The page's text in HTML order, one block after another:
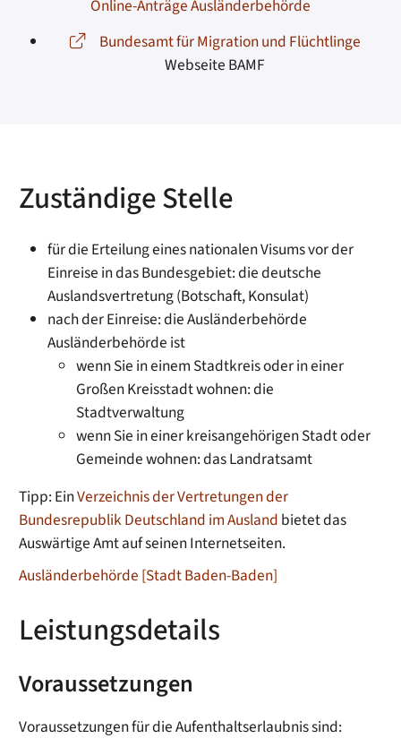
Online-Anträge Ausländerbehörde
Bundesamt für Migration und Flüchtlinge
Webseite BAMF
Zuständige Stelle
für die Erteilung eines nationalen Visums vor der
Einreise in das Bundesgebiet: die deutsche
Auslandsvertretung (Botschaft, Konsulat)
nach der Einreise: die Ausländerbehörde
Ausländerbehörde ist
wenn Sie in einem Stadtkreis oder in einer
Großen Kreisstadt wohnen: die
Stadtverwaltung
wenn Sie in einer kreisangehörigen Stadt oder
Gemeinde wohnen: das Landratsamt
Tipp: EinVerzeichnis der Vertretungen der
Bundesrepublik Deutschland im Ausland bietet das
Auswärtige Amt auf seinen Internetseiten.
Ausländerbehörde [Stadt Baden-Baden]
Leistungsdetails
Voraussetzungen
Voraussetzungen für die Aufenthaltserlaubnis sind: